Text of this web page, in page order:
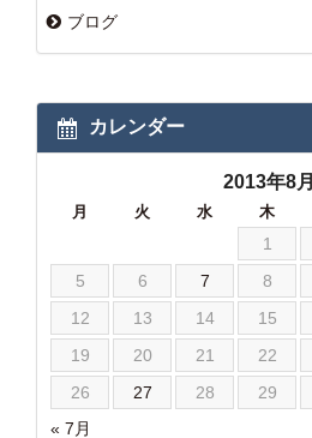
ブログ
カレンダー
2013年8月
月 火 水 木
« 7月
1
5
6 7 8
12
13 14 15
19
20 21 22
26
27 28 29